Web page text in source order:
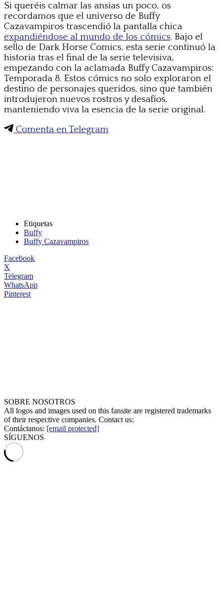
Si queréis calmar las ansias un poco, os
recordamos que el universo de Buffy
Cazavampiros trascendió la pantalla chica
expandiéndose al mundo de los cómics. Bajo el
sello de Dark Horse Comics, esta serie continuó la
historia tras el final de la serie televisiva,
empezando con la aclamada Buffy Cazavampiros:
Temporada 8. Estos cómics no solo exploraron el
destino de personajes queridos, sino que también
introdujeron nuevos rostros y desafíos,
manteniendo viva la esencia de la serie original.
Comenta en Telegram
Etiquetas
Buffy
Buffy Cazavampiros
Facebook
X
Telegram
WhatsApp
Pinterest
SOBRE NOSOTROS
All logos and images used on this fansite are registered trademarks
of their respective companies. Contact us:
Contáctanos: [email protected]
SÍGUENOS